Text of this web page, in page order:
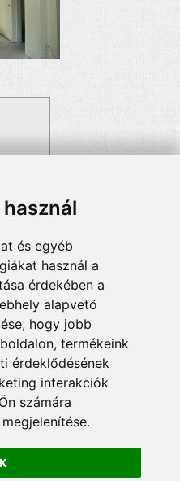
és egyéb
használ a
érdekében a
alapvető
, hogy jobb
, termékeink
érdeklődésének
interakciók
számára
.